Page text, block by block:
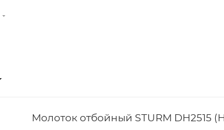
Молоток отбойный STURM DH2515